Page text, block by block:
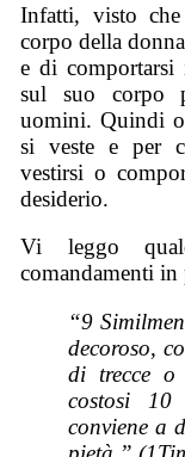
Infatti, visto
corpo della
e di comportarsi
sul suo corpo
uomini. Quindi
si veste e per
vestirsi o
desiderio.
Vi leggo
comandamenti
“9
decoroso,
di trecce
costosi
conviene a